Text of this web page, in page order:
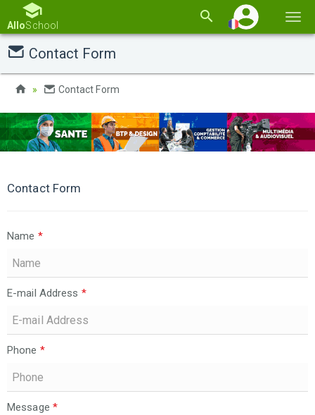
la
AlloSchool
Contact Form
Contact Form
Contact Form
Name *
E-mail Address *
Phone *
Message *